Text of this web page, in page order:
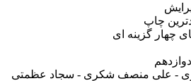
چاپ
چهار گزینه ای
- علی منصف شکری - سجاد عظمتی